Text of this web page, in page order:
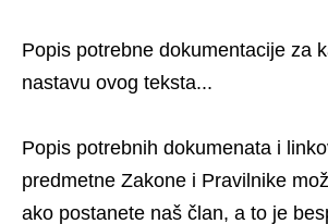
Popis potrebne dokumentacije za
nastavu ovog teksta...
Popis potrebnih dokumenata i
predmetne Zakone i Pravilnike
ako postanete naš član, a to je